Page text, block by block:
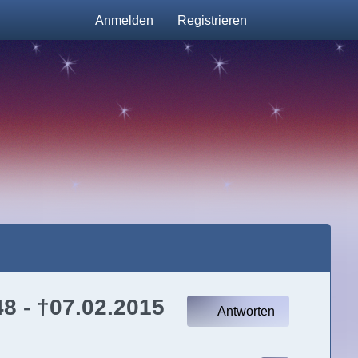
Anmelden Registrieren
- †07.02.2015 Antworten